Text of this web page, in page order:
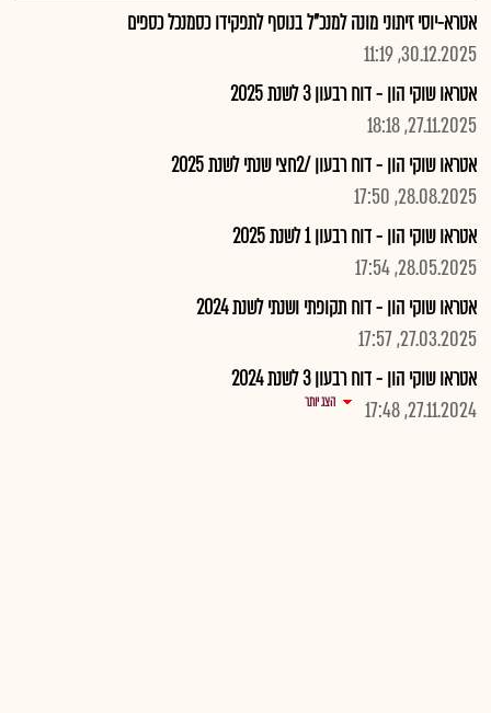
אטרא-יוסי זיתוני מונה למנכ"ל בנוסף לתפקידו כסמנכל כספים
30.12.2025, 11:19
אטראו שוקי הון - דוח רבעון 3 לשנת 2025
27.11.2025, 18:18
אטראו שוקי הון - דוח רבעון /2חצי שנתי לשנת 2025
28.08.2025, 17:50
אטראו שוקי הון - דוח רבעון 1 לשנת 2025
28.05.2025, 17:54
אטראו שוקי הון - דוח תקופתי ושנתי לשנת 2024
27.03.2025, 17:57
אטראו שוקי הון - דוח רבעון 3 לשנת 2024
27.11.2024, 17:48
הצג יותר